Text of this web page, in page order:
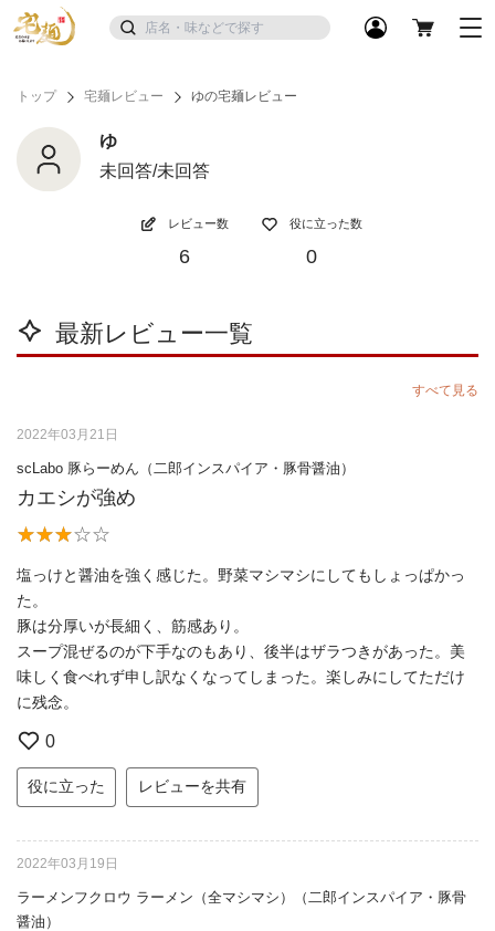
トップ 宅麺レビュー ゆの宅麺レビュー
ゆ
未回答/未回答
レビュー数
6
役に立った数
0
最新レビュー一覧
すべて見る
2022年03月21日
scLabo 豚らーめん（二郎インスパイア・豚骨醤油）
カエシが強め
塩っけと醤油を強く感じた。野菜マシマシにしてもしょっぱかっ
た。
豚は分厚いが長細く、筋感あり。
スープ混ぜるのが下手なのもあり、後半はザラつきがあった。美
味しく食べれず申し訳なくなってしまった。楽しみにしてただけ
に残念。
0
役に立った レビューを共有
2022年03月19日
ラーメンフクロウ ラーメン（全マシマシ）（二郎インスパイア・豚骨
醤油）